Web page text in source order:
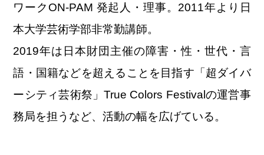
ワークON-PAM 発起人・理事。2011年より日
本大学芸術学部非常勤講師。
2019年は日本財団主催の障害・性・世代・⾔
語・国籍などを超えることを目指す「超ダイバ
ーシティ芸術祭」True Colors Festivalの運営事
務局を担うなど、活動の幅を広げている。